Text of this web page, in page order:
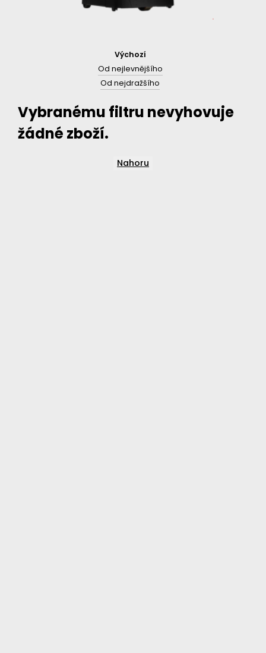
Výchozí
Od nejlevnějšího
Od nejdražšího
Vybranému filtru nevyhovuje
žádné zboží.
Nahoru